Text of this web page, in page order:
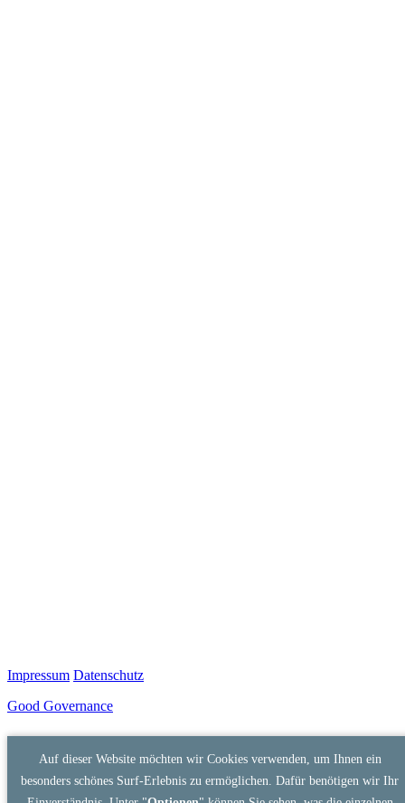
Impressum Datenschutz
Good Governance
Auf dieser Website möchten wir Cookies verwenden, um Ihnen ein
besonders schönes Surf-Erlebnis zu ermöglichen. Dafür benötigen wir Ihr